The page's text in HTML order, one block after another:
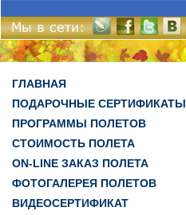
ГЛАВНАЯ
ПОДАРОЧНЫЕ СЕРТИФИКАТЫ
ПРОГРАММЫ ПОЛЕТОВ
СТОИМОСТЬ ПОЛЕТА
ON-LINE ЗАКАЗ ПОЛЕТА
ФОТОГАЛЕРЕЯ ПОЛЕТОВ
ВИДЕОСЕРТИФИКАТ